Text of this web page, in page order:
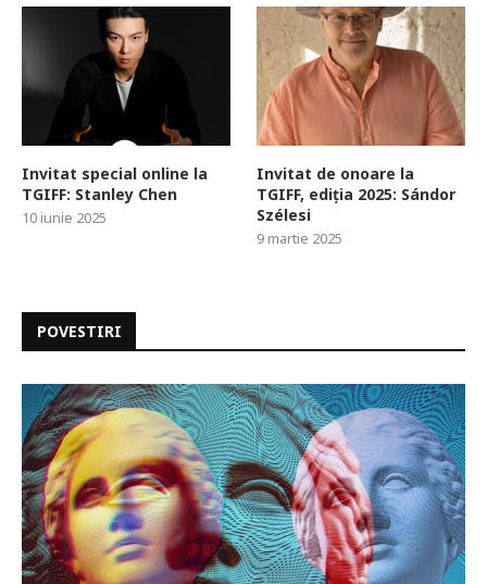
Invitat special online la
TGIFF: Stanley Chen
10 iunie 2025
Invitat de onoare la
TGIFF, ediția 2025: Sándor
Szélesi
9 martie 2025
POVESTIRI